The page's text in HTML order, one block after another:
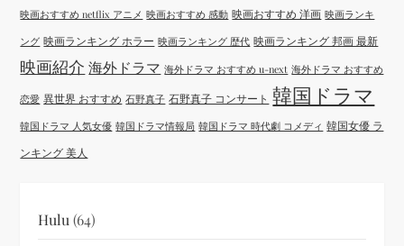
映画おすすめ netflix アニメ 映画おすすめ 感動 映画おすすめ 洋画 映画ランキ
ング 映画ランキング ホラー 映画ランキング 歴代 映画ランキング 邦画 最新
映画紹介 海外ドラマ 海外ドラマ おすすめ u-next 海外ドラマ おすすめ
恋愛 異世界 おすすめ 石野真子 石野真子 コンサート 韓国ドラマ
韓国ドラマ 人気女優 韓国ドラマ情報局 韓国ドラマ 時代劇 コメディ 韓国女優 ラ
ンキング 美人
Hulu (64)